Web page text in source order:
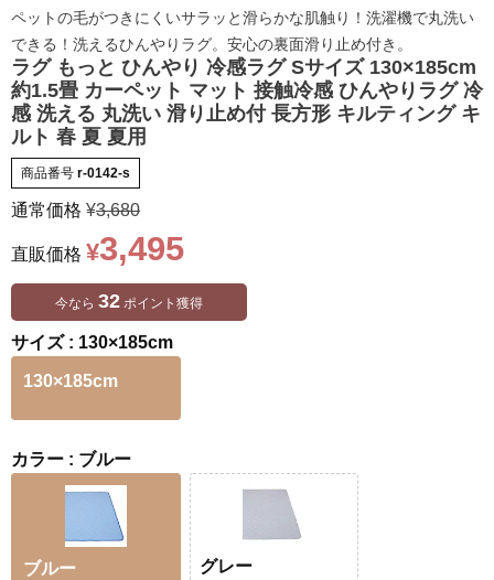
ペットの毛がつきにくいサラッと滑らかな肌触り！洗濯機で丸洗い
できる！洗えるひんやりラグ。安心の裏面滑り止め付き。
ラグ もっと ひんやり 冷感ラグ Sサイズ 130×185cm
約1.5畳 カーペット マット 接触冷感 ひんやりラグ 冷
感 洗える 丸洗い 滑り止め付 長方形 キルティング キ
ルト 春 夏 夏用
商品番号 r-0142-s
通常価格 ¥3,680
直販価格 ¥3,495
今なら 32 ポイント獲得
サイズ 130×185cm
130×185cm
カラー ブルー
ブルー グレー